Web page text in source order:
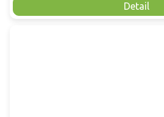
Detail